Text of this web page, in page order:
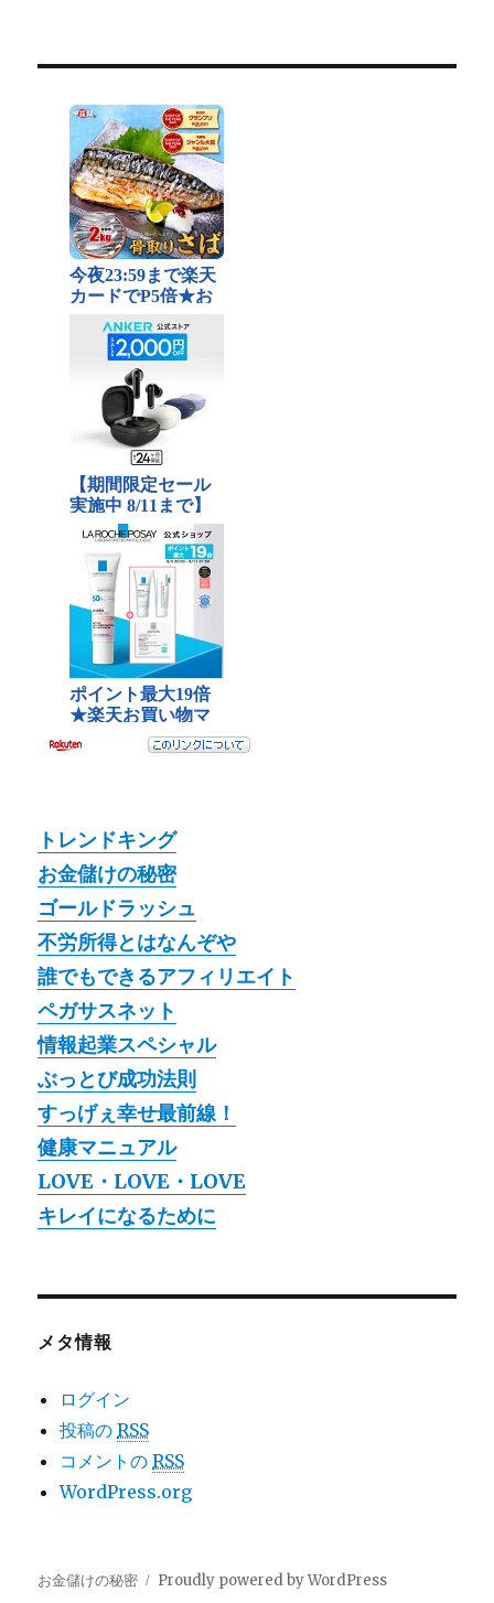
トレンドキング
お金儲けの秘密
ゴールドラッシュ
不労所得とはなんぞや
誰でもできるアフィリエイト
ペガサスネット
情報起業スペシャル
ぶっとび成功法則
すっげぇ幸せ最前線！
健康マニュアル
LOVE・LOVE・LOVE
キレイになるために
メタ情報
ログイン
投稿のRSS
コメントのRSS
WordPress.org
お金儲けの秘密 Proudly powered by WordPress